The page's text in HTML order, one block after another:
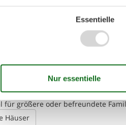
der Karte und
Ferienhauses könnte ungenau sein.
Ferienhäuser
für größere oder befreundete
Häuser
Essentielle